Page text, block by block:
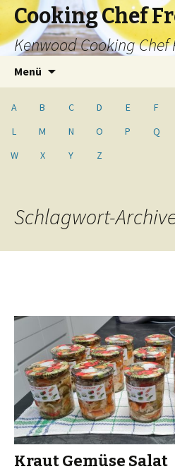
Cooking Chef
Kenwood Cooking Chef
Menü
A B C D E F
L
M N O P Q
W
X Y Z
Schlagwort-
Kraut Gemüse Salat